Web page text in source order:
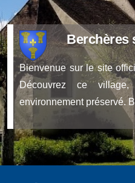
Berchères
Bienvenue sur le site
Découvrez ce
environnement préservé.